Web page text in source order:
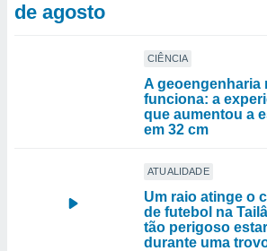
de agosto
CIÊNCIA
A geoengenharia
funciona: a
que aumentou a
em 32 cm
ATUALIDADE
Um raio atinge o
de futebol na
tão perigoso
durante uma